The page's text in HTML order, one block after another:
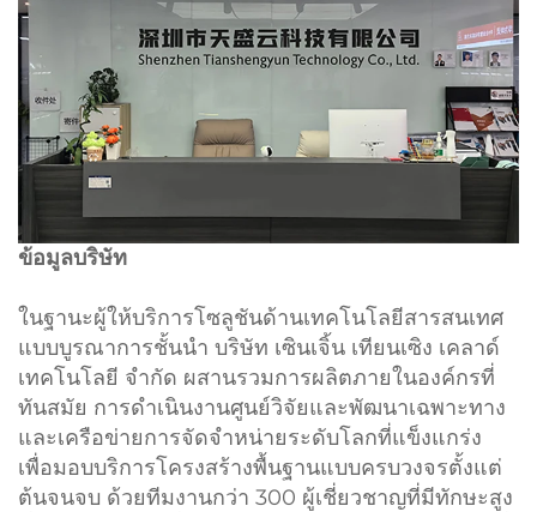
ข้อมูลบริษัท
ในฐานะผู้ให้บริการโซลูชันด้านเทคโนโลยีสารสนเทศ
แบบบูรณาการชั้นนำ บริษัท เซินเจิ้น เทียนเซิง เคลาด์
เทคโนโลยี จำกัด ผสานรวมการผลิตภายในองค์กรที่
ทันสมัย การดำเนินงานศูนย์วิจัยและพัฒนาเฉพาะทาง
และเครือข่ายการจัดจำหน่ายระดับโลกที่แข็งแกร่ง
เพื่อมอบบริการโครงสร้างพื้นฐานแบบครบวงจรตั้งแต่
ต้นจนจบ ด้วยทีมงานกว่า 300 ผู้เชี่ยวชาญที่มีทักษะสูง